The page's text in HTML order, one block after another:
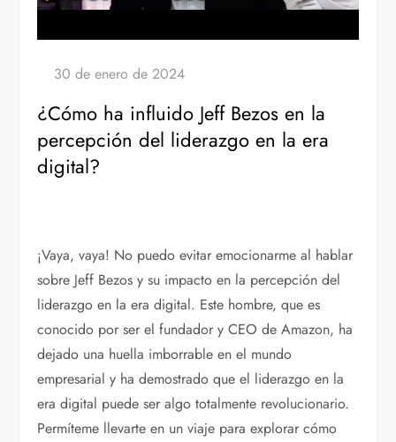
¿Cómo ha influido Jeff Bezos en la
percepción del liderazgo en la era
digital?
¡Vaya, vaya! No puedo evitar emocionarme al hablar
sobre Jeff Bezos y su impacto en la percepción del
liderazgo en la era digital. Este hombre, que es
conocido por ser el fundador y CEO de Amazon, ha
dejado una huella imborrable en el mundo
empresarial y ha demostrado que el liderazgo en la
era digital puede ser algo totalmente revolucionario.
Permíteme llevarte en un viaje para explorar cómo